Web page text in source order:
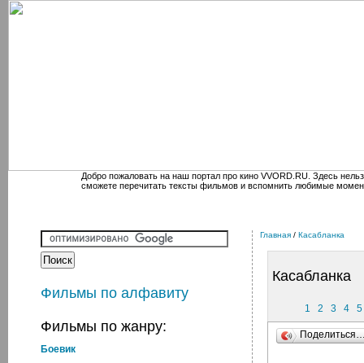
Добро пожаловать на наш портал про кино VVORD.RU. Здесь
сможете перечитать тексты фильмов и вспомнить любимые
Фильмы по алфавиту
Фильмы по жанру:
Боевик
Главная / Касабланка
Касабланка
1 2 3 4 5